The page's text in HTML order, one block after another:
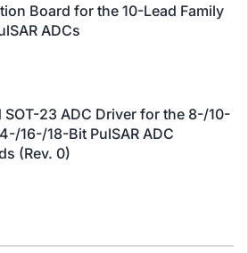
Board for the 10-Lead Family
ADCs
23 ADC Driver for the 8-/10-
16-/18-Bit PulSAR ADC
(Rev. 0)